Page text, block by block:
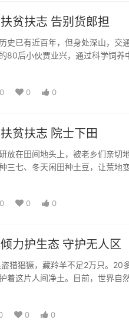
贫扶志​ 告别货郎担
史已有近百年，但身处深山，交
80后小伙贾业兴，通过科学饲养
0 0
贫扶志​ 院士下田
放在田间地头上，被老乡们亲切
三七、冬天闲田种土豆，让荒地
0 0
力护生态 守护无人区
猎猖獗，藏羚羊不足2万只。20
着这片人间净土。目前，世界
0 0